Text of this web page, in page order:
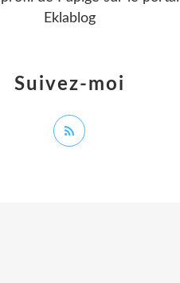
Suivez-moi
Eklablog